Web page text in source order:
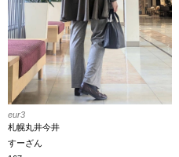
eur3
札幌丸井今井
すーざん